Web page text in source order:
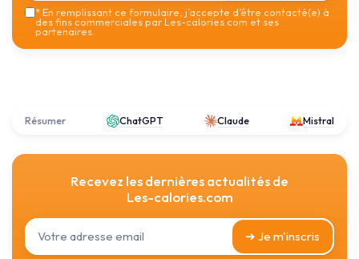
*En remplissant ce formulaire, j’accepte d’être contacté(e) à
des fins commerciales par Les-calories.com et ses
partenaires.
Résumer ChatGPT Claude Mistral
Recevez les dernières actualités de
Les-calories.com
➔ Je m'inscris